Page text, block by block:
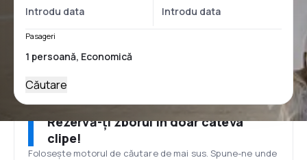
Pasageri
Căutare
Rezervă-ți zborul în doar câteva
clipe!
Folosește motorul de căutare de mai sus. Spune-ne unde